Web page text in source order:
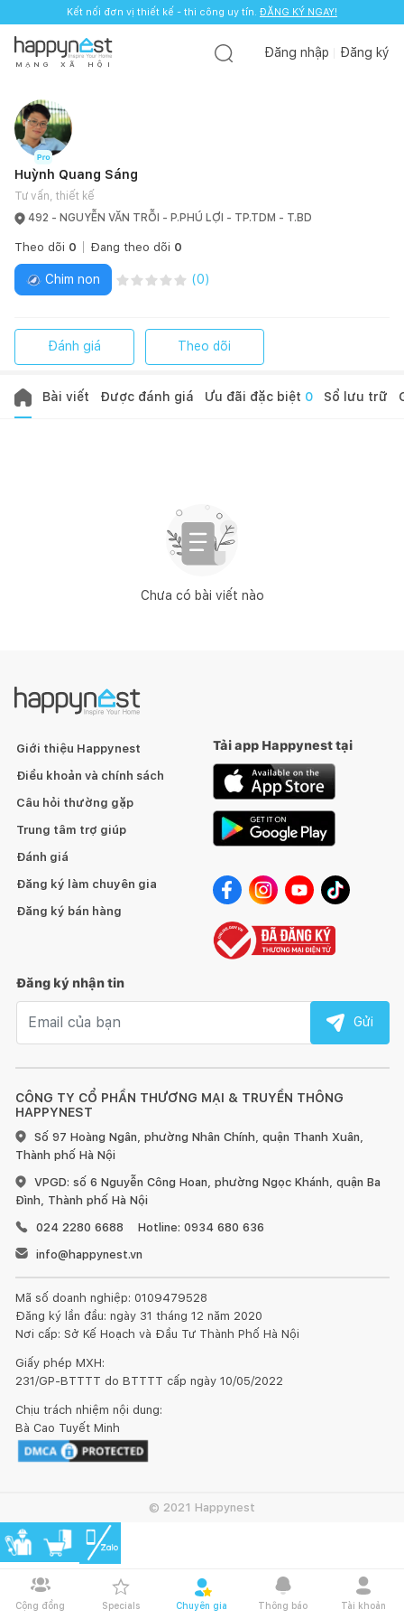
Kết nối đơn vị thiết kế - thi công uy tín. ĐĂNG KÝ NGAY!
M Ạ N G X Ã H Ộ I
Đăng nhập Đăng ký
Cộng đồng Specials Chuyên gia Thông báo Tài khoản
Huỳnh Quang Sáng
Tư vấn, thiết kế
492 - NGUYỄN VĂN TRỖI - P.PHÚ LỢI - TP.TDM - T.BD
Theo dõi 0 Đang theo dõi 0
Chim non (0)
Đánh giá Theo dõi
Bài viết Được đánh giá Ưu đãi đặc biệt 0 Sổ lưu trữ
Chưa có bài viết nào
CÔNG TY CỔ PHẦN THƯƠNG MẠI & TRUYỀN THÔNG
HAPPYNEST
Số 97 Hoàng Ngân, phường Nhân Chính, quận Thanh Xuân,
Thành phố Hà Nội
VPGD: số 6 Nguyễn Công Hoan, phường Ngọc Khánh, quận Ba
Đình, Thành phố Hà Nội
024 2280 6688
Hotline: 0934 680 636
info@happynest.vn
Mã số doanh nghiệp: 0109479528
Đăng ký lần đầu: ngày 31 tháng 12 năm 2020
Nơi cấp: Sở Kế Hoạch và Đầu Tư Thành Phố Hà Nội
Giấy phép MXH:
231/GP-BTTTT do BTTTT cấp ngày 10/05/2022
Chịu trách nhiệm nội dung:
Bà Cao Tuyết Minh
Giới thiệu Happynest
Điều khoản và chính sách
Câu hỏi thường gặp
Trung tâm trợ giúp
Đánh giá
Đăng ký làm chuyên gia
Đăng ký bán hàng
Tải app Happynest tại
Đăng ký nhận tin
Gửi
© 2021 Happynest